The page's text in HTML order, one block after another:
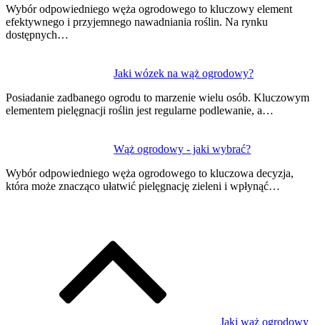
Wybór odpowiedniego węża ogrodowego to kluczowy element
efektywnego i przyjemnego nawadniania roślin. Na rynku
dostępnych…
Jaki wózek na wąż ogrodowy?
Posiadanie zadbanego ogrodu to marzenie wielu osób. Kluczowym
elementem pielęgnacji roślin jest regularne podlewanie, a…
Wąż ogrodowy - jaki wybrać?
Wybór odpowiedniego węża ogrodowego to kluczowa decyzja,
która może znacząco ułatwić pielęgnację zieleni i wpłynąć…
Jaki wąż ogrodowy